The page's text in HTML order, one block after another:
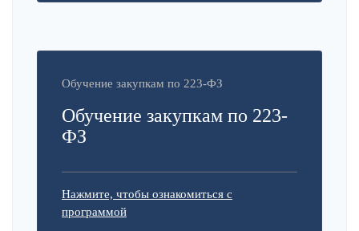
Обучение закупкам по 223-ФЗ
Обучение закупкам по 223-
ФЗ
Нажмите, чтобы ознакомиться с
программой